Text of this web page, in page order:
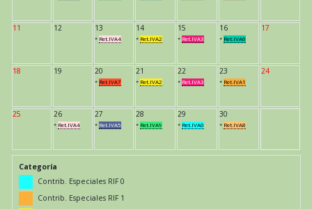
11 12 13
* Ret.IVA4
14
* Ret.IVA2
15
* Ret.IVA3
16
* Ret.IVA6
17
18 19 20
* Ret.IVA7
21
* Ret.IVA2
22
* Ret.IVA3
23
* Ret.IVA1
24
25 26
* Ret.IVA4
27
* Ret.IVA5
28
* Ret.IVA9
29
* Ret.IVA0
30
* Ret.IVA8
Categoría
Contrib. Especiales RIF 0
Contrib. Especiales RIF 1